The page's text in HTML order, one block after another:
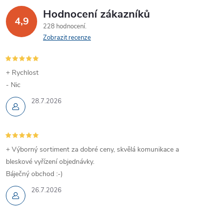
4,9 Hodnocení zákazníků
228 hodnocení
Zobrazit recenze
28.7.2026
+ Rychlost
- Nic
26.7.2026
+ Výborný sortiment za dobré ceny, skvělá komunikace a
bleskové vyřízení objednávky.
Báječný obchod :-)